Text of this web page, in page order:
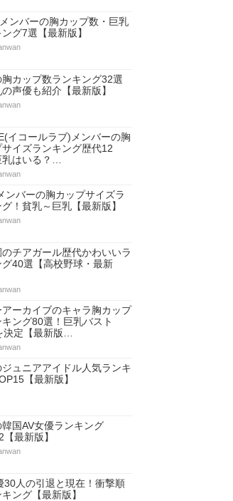
ンバーの胸カップ数・巨乳
グ7選【最新版】
カップ数ランキング32選
の声優も紹介【最新版】
イコールラブ)メンバーの胸
サイズランキング歴代12
はいる？…
ンバーの胸カップサイズラ
！貧乳～巨乳【最新版】
のチアガール歴代かわいいラ
グ40選【高校野球・最新
アーカイブのキャラ胸カップ
ング80選！巨乳バスト
決定【最新版…
ジュニアアイドル人気ランキ
【最新版】
韓国AV女優ランキング
最新版】
30人の引退と現在！衝撃順
ング【最新版】